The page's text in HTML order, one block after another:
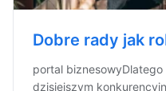
Dobre rady jak
portal
dzisiejszym